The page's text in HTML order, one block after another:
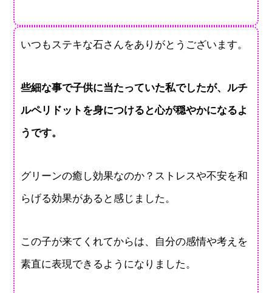
いつもステキな石さんをありがとうございます。
些細な事で子供に当たっていた私でしたが、ルチ
ルペリドットを身につけると心が穏やかになるよ
うです。
グリーンの癒し効果なのか？ストレスや不安を和
らげる効果があると感じました。
この子が来てくれてからは、自分の感情や考えを
素直に表現できるようになりました。